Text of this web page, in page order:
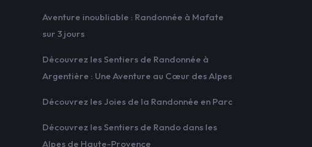
Aventure inoubliable : Randonnée à Mafate
sur 3 jours
Découvrez les Sentiers de Randonnée à
Argentière : Une Aventure au Cœur des Alpes
Découvrez les Joies de la Randonnée en Parc
Découvrez les Sentiers de Rando dans les
Alpes de Haute-Provence